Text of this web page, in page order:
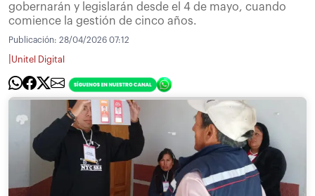
gobernarán y legislarán desde el 4 de mayo, cuando
comience la gestión de cinco años.
Publicación: 28/04/2026 07:12
Unitel Digital